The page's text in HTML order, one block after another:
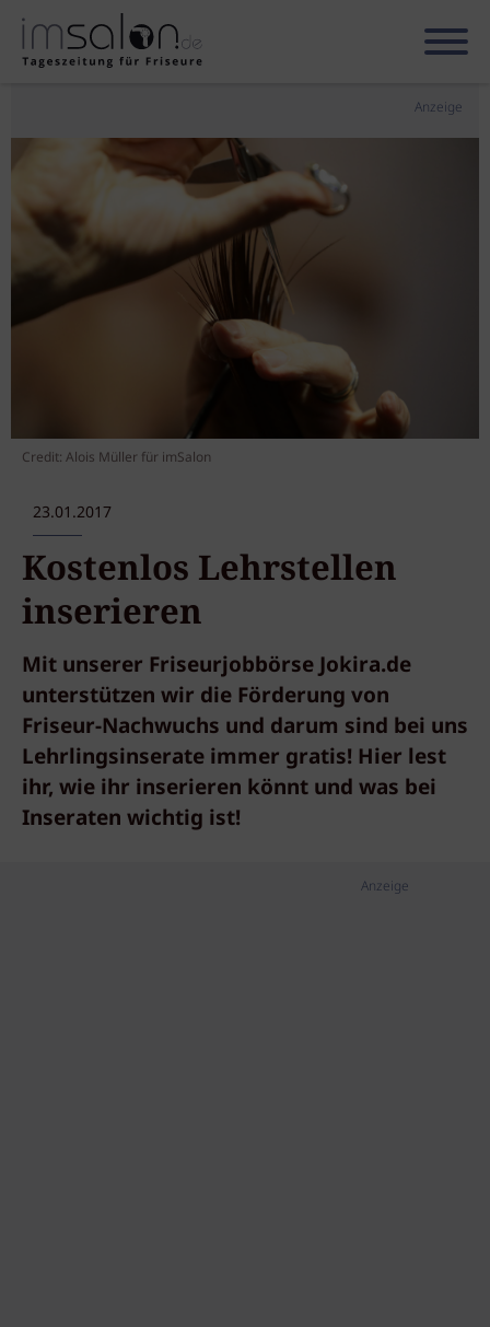
Anzeige
Credit: Alois Müller für imSalon
23.01.2017
Kostenlos Lehrstellen
inserieren
Mit unserer Friseurjobbörse Jokira.de
unterstützen wir die Förderung von
Friseur-Nachwuchs und darum sind bei uns
Lehrlingsinserate immer gratis! Hier lest
ihr, wie ihr inserieren könnt und was bei
Inseraten wichtig ist!
Anzeige